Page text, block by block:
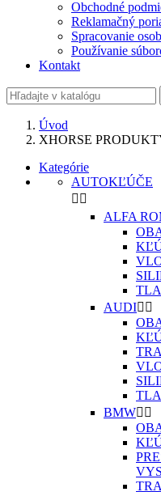
Obchodné
Reklamačný
Spracovanie
Používanie
Kontakt
Úvod
XHORSE
Kategórie
AUTOKĽÚČE
 
ALFA
AUDI 
BMW 